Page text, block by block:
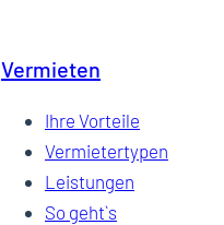
Vermieten
Ihre Vorteile
Vermietertypen
Leistungen
So geht`s